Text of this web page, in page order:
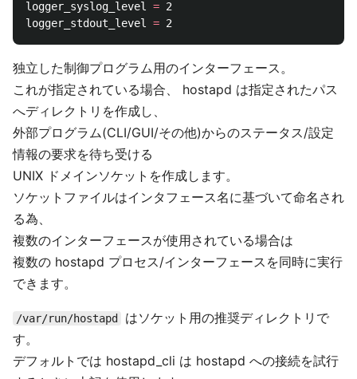
logger_syslog_level = 2
logger_stdout_level =
独立した制御プログラム用のインターフェース。
これが指定されている場合、 hostapd は指定されたパス
へディレクトリを作成し、
外部プログラム(CLI/GUI/その他)からのステータス/設定
情報の要求を待ち受ける
UNIX ドメインソケットを作成します。
ソケットファイルはインタフェース名に基づいて命名され
る為、
複数のインターフェースが使用されている場合は
複数の hostapd プロセス/インターフェースを同時に実行
できます。
/var/run/hostapd
はソケット用の推奨ディレクトリで
す。
デフォルトでは hostapd_cli は hostapd への接続を試行